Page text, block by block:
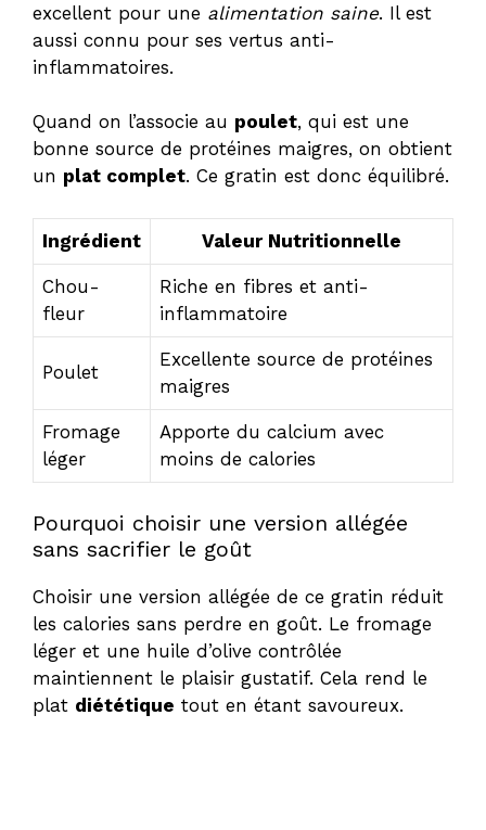
excellent pour une alimentation saine. Il est
aussi connu pour ses vertus anti-
inflammatoires.
Quand on l’associe au poulet, qui est une
bonne source de protéines maigres, on obtient
un plat complet. Ce gratin est donc équilibré.
Ingrédient Valeur Nutritionnelle
Chou-
fleur
Riche en fibres et anti-
inflammatoire
Poulet
Excellente source de protéines
maigres
Fromage
léger
Apporte du calcium avec
moins de calories
Pourquoi choisir une version allégée
sans sacrifier le goût
Choisir une version allégée de ce gratin réduit
les calories sans perdre en goût. Le fromage
léger et une huile d’olive contrôlée
maintiennent le plaisir gustatif. Cela rend le
plat diététique tout en étant savoureux.